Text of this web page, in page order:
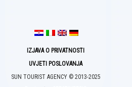
IZJAVA O PRIVATNOSTI
UVJETI POSLOVANJA
SUN TOURIST AGENCY © 2013-2025